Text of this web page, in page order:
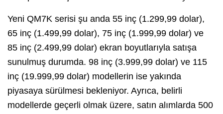
Yeni QM7K serisi şu anda 55 inç (1.299,99 dolar),
65 inç (1.499,99 dolar), 75 inç (1.999,99 dolar) ve
85 inç (2.499,99 dolar) ekran boyutlarıyla satışa
sunulmuş durumda. 98 inç (3.999,99 dolar) ve 115
inç (19.999,99 dolar) modellerin ise yakında
piyasaya sürülmesi bekleniyor. Ayrıca, belirli
modellerde geçerli olmak üzere, satın alımlarda 500